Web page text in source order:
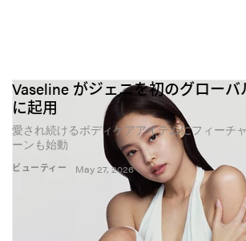
ビューティー
Vaseline がジェニを初のグロー
に起用
愛され続けるボディケアアイテムにフィーチ
ーンも始動
May 27, 2026